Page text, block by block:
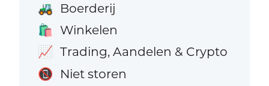
🚜 Boerderij
🛍️ Winkelen
📈 Trading, Aandelen & Crypto
📵 Niet storen